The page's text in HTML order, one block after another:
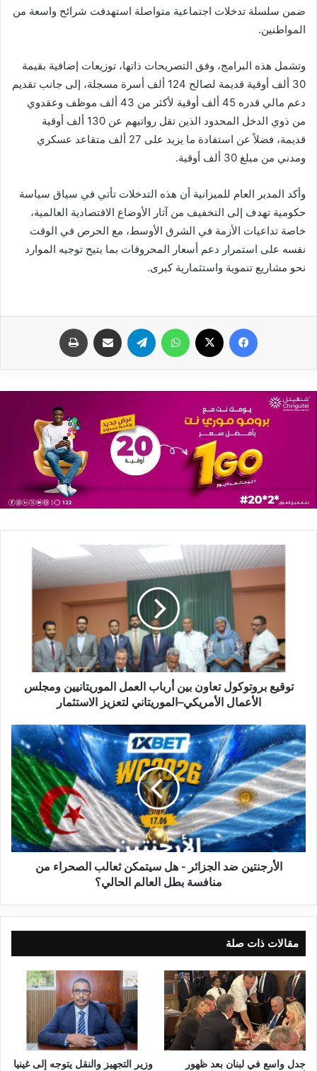
ضمن سلسلة تدخلات اجتماعية متواصلة استهدفت شرائح واسعة من
المواطنين.
وتشمل هذه البرامج، وفق التصريحات ذاتها، توزيعات إضافية بقيمة
30 ألف أوقية قديمة لصالح 124 ألف أسرة مسجلة، إلى جانب تقديم
دعم مالي قدره 45 ألف أوقية لأكثر من 43 ألف موظف وعقدوي
من ذوي الدخل المحدود الذين تقل رواتبهم عن 130 ألف أوقية
قديمة، فضلاً عن استفادة ما يزيد على 27 ألف متقاعد عسكري
ومدني من مبلغ 30 ألف أوقية.
وأكد المدير العام للميزانية أن هذه التدخلات تأتي في سياق سياسة
حكومية تهدف إلى التخفيف من آثار الأوضاع الاقتصادية العالمية،
خاصة تداعيات الأزمة في الشرق الأوسط، مع الحرص في الوقت
نفسه على استمرار دعم أسعار المحروقات بما يتيح توجيه الموارد
نحو مشاريع تنموية واستثمارية كبرى.
فيسبوك واتساب تيلقرام مشاركة عبر البريد
توقيع بروتوكول تعاون بين أرباب العمل الموريتانيين ومجلس
الأعمال الأمريكي–الموريتاني لتعزيز الاستثمار
الأرجنتين ضد الجزائر - هل سيتمكن ثعالب الصحراء من
منافسة بطل العالم الحالي؟
مقالات ذات صلة
جدل واسع في لبنان بعد ظهور
وزير التجهيز والنقل يتوجه إلى غينيا